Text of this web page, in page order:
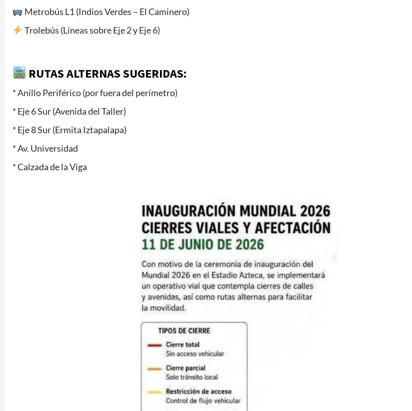
Metrobús L1 (Indios Verdes – El Caminero)
Trolebús (Líneas sobre Eje 2 y Eje 6)
RUTAS ALTERNAS SUGERIDAS:
* Anillo Periférico (por fuera del perímetro)
* Eje 6 Sur (Avenida del Taller)
* Eje 8 Sur (Ermita Iztapalapa)
* Av. Universidad
* Calzada de la Viga